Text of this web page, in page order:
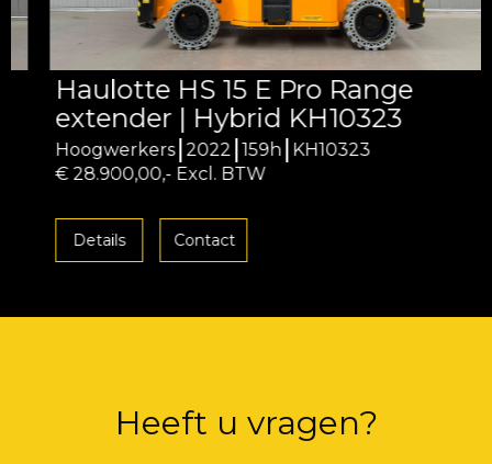
Haulotte HS 15 E Pro Range
extender | Hybrid KH10323
Hoogwerkers 2022 159h KH10323
€ 28.900,00,- Excl. BTW
Details Contact
Heeft u vragen?